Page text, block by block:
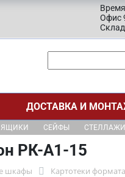
Офис
ДОСТАВКА И
ЯЩИКИ СЕЙФЫ СТЕЛЛАЖИ
РК-А1-15
шкафы Картотеки